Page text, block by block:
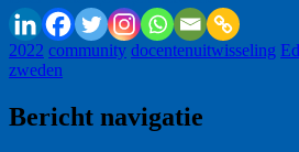
2022 community docentenuitwisseling
zweden
Bericht navigatie